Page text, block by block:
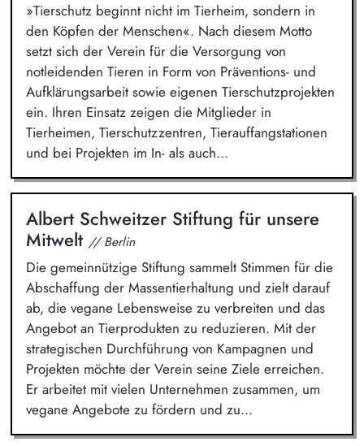
»Tierschutz beginnt nicht im Tierheim, sondern in
den Köpfen der Menschen«. Nach diesem Motto
setzt sich der Verein für die Versorgung von
notleidenden Tieren in Form von Präventions- und
Aufklärungsarbeit sowie eigenen Tierschutzprojekten
ein. Ihren Einsatz zeigen die Mitglieder in
Tierheimen, Tierschutzzentren, Tierauffangstationen
und bei Projekten im In- als auch...
Albert Schweitzer Stiftung für unsere
Mitwelt // Berlin
Die gemeinnützige Stiftung sammelt Stimmen für die
Abschaffung der Massentierhaltung und zielt darauf
ab, die vegane Lebensweise zu verbreiten und das
Angebot an Tierprodukten zu reduzieren. Mit der
strategischen Durchführung von Kampagnen und
Projekten möchte der Verein seine Ziele erreichen.
Er arbeitet mit vielen Unternehmen zusammen, um
vegane Angebote zu fördern und zu...